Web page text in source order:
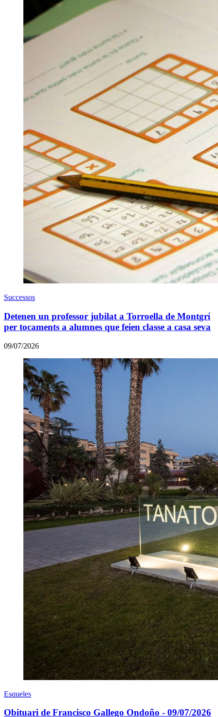
Successos
Detenen un professor jubilat a Torroella de Montgrí
per tocaments a alumnes que feien classe a casa seva
09/07/2026
Esqueles
Obituari de Francisco Gallego Ondoño - 09/07/2026